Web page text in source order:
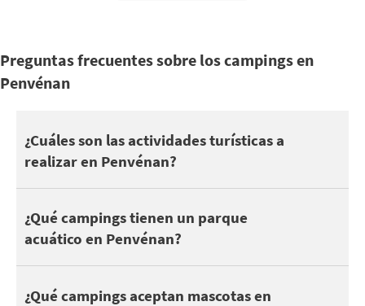
Preguntas frecuentes sobre los campings en
Penvénan
¿Cuáles son las actividades turísticas a
realizar en Penvénan?
Penvénan se encuentra cerca de Côte d'Emeraude, Côte de
También puede aprovechar sus vacaciones en Penvénan
En cuanto a la naturaleza, descubra Marais du Launay, L’Anse
Salir con los niños y disfrutar de las atracciones cerca :
¿Qué campings tienen un parque
acuático en Penvénan?
1 campings en Penvénan tienen piscina. Dependiendo del
¿Qué campings aceptan mascotas en
Estos son algunos campings que aceptan mascotas en